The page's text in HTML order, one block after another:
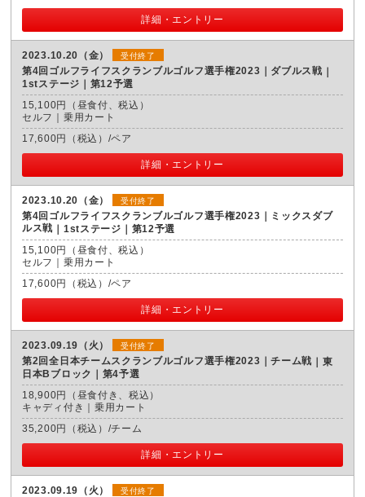
詳細・エントリー
2023.10.20（金） 受付終了
第4回ゴルフライフスクランブルゴルフ選手権2023｜ダブルス戦
1stステージ｜第12予選
15,100円（昼食付、税込）
セルフ｜乗用カート
17,600円（税込）/ペア
詳細・エントリー
2023.10.20（金） 受付終了
第4回ゴルフライフスクランブルゴルフ選手権2023｜ミックスダブ
ルス戦
1stステージ｜第12予選
15,100円（昼食付、税込）
セルフ｜乗用カート
17,600円（税込）/ペア
詳細・エントリー
2023.09.19（火） 受付終了
第2回全日本チームスクランブルゴルフ選手権2023｜チーム戦
東
日本Bブロック｜第4予選
18,900円（昼食付き、税込）
キャディ付き｜乗用カート
35,200円（税込）/チーム
詳細・エントリー
2023.09.19（火） 受付終了